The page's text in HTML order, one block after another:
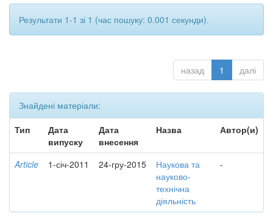
Результати 1-1 зі 1 (час пошуку: 0.001 секунди).
назад 1 далі
Знайдені матеріали:
Тип
Дата
випуску
Дата
внесення
Назва Автор(и)
Article 1-січ-2011 24-гру-2015
Наукова та
науково-
технічна
діяльність
-